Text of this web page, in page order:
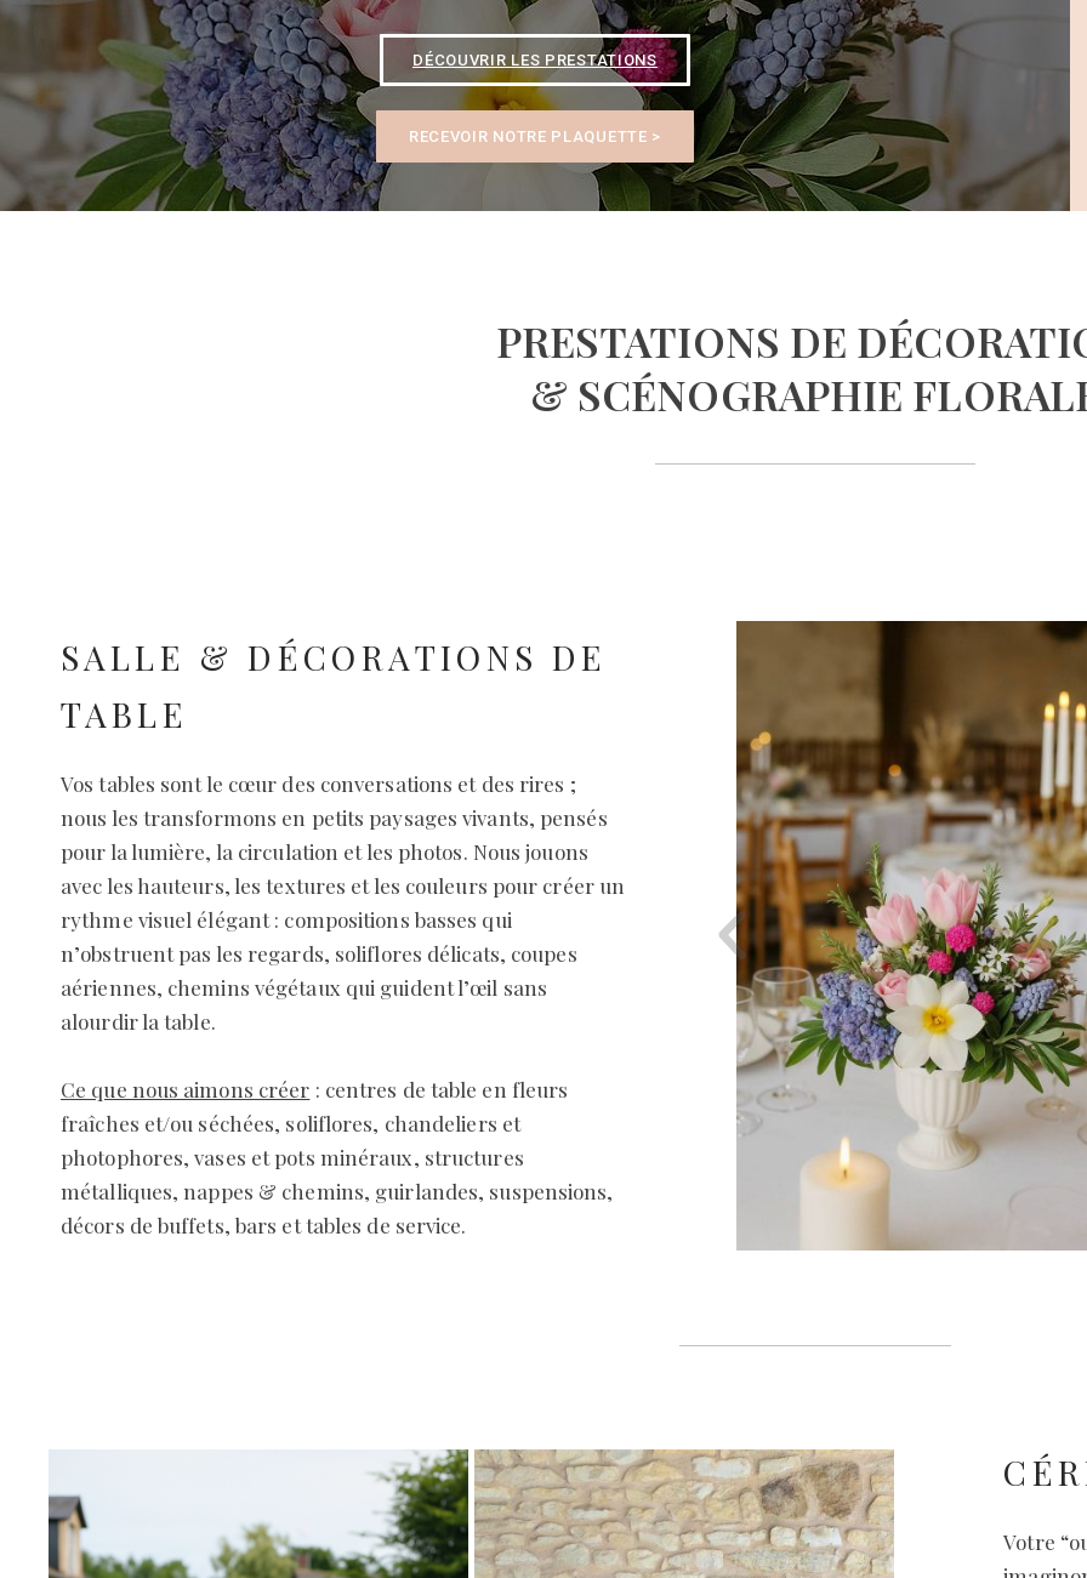
DÉCOUVRIR LES PRESTATIONS
RECEVOIR NOTRE PLAQUETTE >
PRESTATIONS DE
& SCÉNOGRAPHIE
SALLE & DÉCORATIONS DE
TABLE
Vos tables sont le cœur des conversations et des rires ;
nous les transformons en petits paysages vivants, pensés
pour la lumière, la circulation et les photos. Nous jouons
avec les hauteurs, les textures et les couleurs pour créer un
rythme visuel élégant : compositions basses qui
n’obstruent pas les regards, soliflores délicats, coupes
aériennes, chemins végétaux qui guident l’œil sans
alourdir la table.
Ce que nous aimons créer : centres de table en fleurs
fraîches et/ou séchées, soliflores, chandeliers et
photophores, vases et pots minéraux, structures
métalliques, nappes & chemins, guirlandes, suspensions,
décors de buffets, bars et tables de service.
Votre